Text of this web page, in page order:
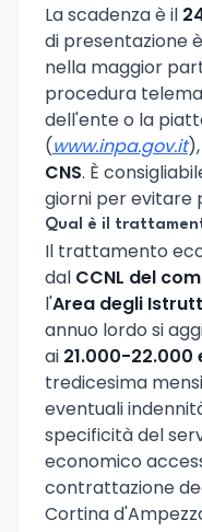
La scadenza è il
di presentazione
nella maggior
procedura
dell'ente o la
(www.inpa.gov.it
CNS. È
giorni per evitare
Qual è il
Il trattamento
dal CCNL del
l'Area degli
annuo lordo si
ai 21.000-22.000
tredicesima
eventuali
specificità del
economico
contrattazione
Cortina